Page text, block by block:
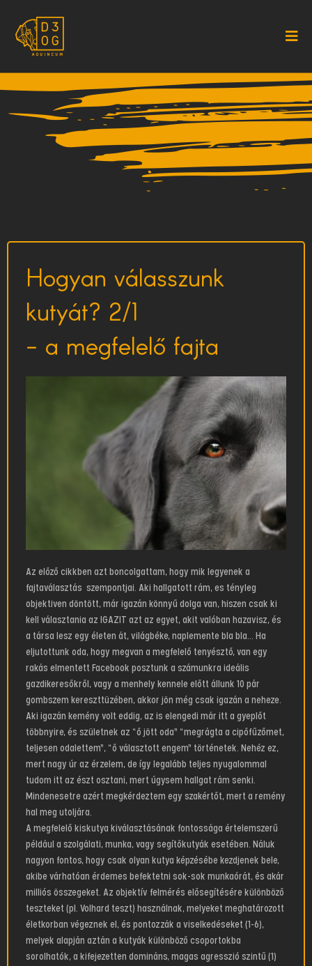
Hogyan válasszunk
kutyát? 2/1
- a megfelelő fajta
Az előző cikkben azt boncolgattam, hogy mik legyenek a
fajtaválasztás szempontjai. Aki hallgatott rám, es tényleg
objektiven döntött, már igazán könnyű dolga van, hiszen csak ki
kell választania az IGAZIT azt az egyet, akit valóban hazavisz, és
a társa lesz egy életen át, világbéke, naplemente bla bla… Ha
eljutottunk oda, hogy megvan a megfelelő tenyésztő, van egy
rakás elmentett Facebook posztunk a számunkra ideális
gazdikeresőkről, vagy a menhely kennele előtt állunk 10 pár
gombszem kereszttüzében, akkor jön még csak igazán a neheze.
Aki igazán kemény volt eddig, az is elengedi már itt a gyeplőt
többnyire, és születnek az “ő jött oda” “megrágta a cipőfűzőmet,
teljesen odalettem”, “ő választott engem” történetek. Nehéz ez,
mert nagy úr az érzelem, de így legalább teljes nyugalommal
tudom itt az észt osztani, mert úgysem hallgat rám senki.
Mindenesetre azért megkérdeztem egy szakértőt, mert a remény
hal meg utoljára.
A megfelelő kiskutya kiválasztásának fontossága értelemszerű
például a szolgálati, munka, vagy segítőkutyák esetében. Náluk
nagyon fontos, hogy csak olyan kutya képzésébe kezdjenek bele,
akibe várhatóan érdemes befektetni sok-sok munkaórát, és akár
milliós összegeket. Az objektív felmérés elősegítésére különböző
teszteket (pl. Volhard teszt) használnak, melyeket meghatározott
életkorban végeznek el, és pontozzák a viselkedéseket (1-6),
melyek alapján aztán a kutyák különböző csoportokba
sorolhatók, a kifejezetten domináns, magas agresszió szintű (1)